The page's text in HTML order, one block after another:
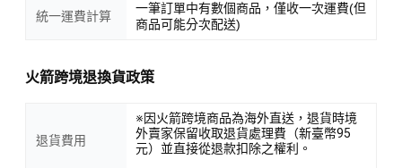
統一運費計算
一筆訂單中有數個商品，僅收一次運費(但
商品可能分次配送)
火箭跨境退換貨政策
退貨費用
※因火箭跨境商品為海外直送，退貨時境
外賣家保留收取退貨處理費（新臺幣95
元）並直接從退款扣除之權利。